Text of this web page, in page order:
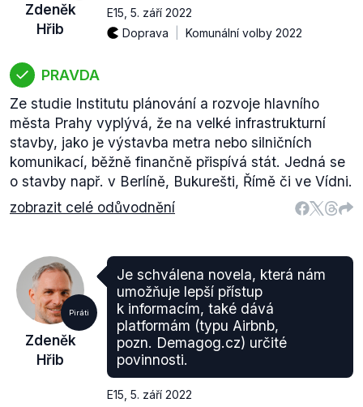
Zdeněk
Hřib
E15 5. září 2022
Doprava
Komunální volby 2022
PRAVDA
Ze studie Institutu plánování a rozvoje hlavního
města Prahy vyplývá, že na velké infrastrukturní
stavby, jako je výstavba metra nebo silničních
komunikací, běžně finančně přispívá stát. Jedná se
o stavby např. v Berlíně, Bukurešti, Římě či ve Vídni.
zobrazit celé odůvodnění
Piráti
Zdeněk
Hřib
Je schválena novela, která nám
umožňuje lepší přístup
k informacím, také dává
platformám (typu Airbnb,
pozn. Demagog.cz) určité
povinnosti.
E15 5. září 2022